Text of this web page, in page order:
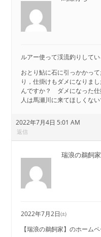
ルアー使って渓流釣りして
おとり鮎に石に引っかかっ
り，仕掛けもダメになりま
んですか？ ダメになった仕
人は馬瀬川に来てほしくない
2022年7月4日 5:01 AM
返信
瑞浪の鵜飼家
2022年7月2日㈯
【瑞浪の鵜飼家】のホーム